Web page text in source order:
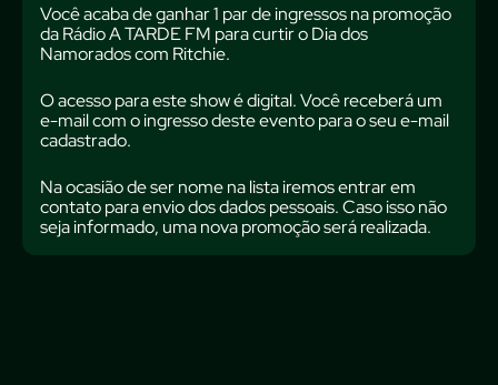
Você acaba de ganhar 1 par de ingressos na promoção
da Rádio A TARDE FM para curtir o Dia dos
Namorados com Ritchie.
O acesso para este show é digital. Você receberá um
e-mail com o ingresso deste evento para o seu e-mail
cadastrado.
Na ocasião de ser nome na lista iremos entrar em
contato para envio dos dados pessoais. Caso isso não
seja informado, uma nova promoção será realizada.